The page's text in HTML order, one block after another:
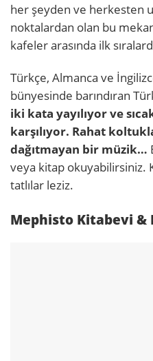
her şeyden ve herkesten
noktalardan olan bu
kafeler arasında ilk
Türkçe, Almanca ve
bünyesinde barındıran
iki kata yayılıyor ve
karşılıyor. Rahat
dağıtmayan bir müzik…
veya kitap okuyabilirsiniz.
tatlılar leziz.
Mephisto Kitabevi &